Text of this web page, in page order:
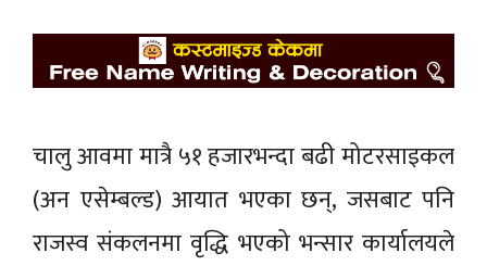
चालु आवमा मात्रै ५१ हजारभन्दा बढी मोटरसाइकल
(अन एसेम्बल्ड) आयात भएका छन्, जसबाट पनि
राजस्व संकलनमा वृद्धि भएको भन्सार कार्यालयले